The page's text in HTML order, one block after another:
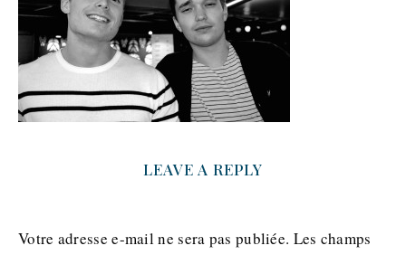
LEAVE A REPLY
Votre adresse e-mail ne sera pas publiée. Les champs